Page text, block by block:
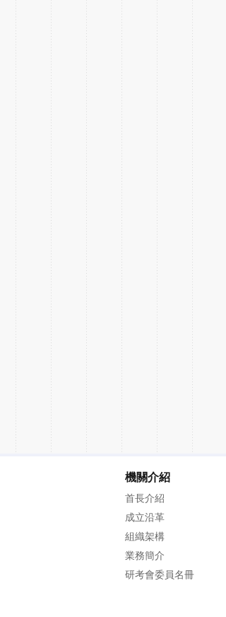
機關介紹
首長介紹
成立沿革
組織架構
業務簡介
研考會委員名冊